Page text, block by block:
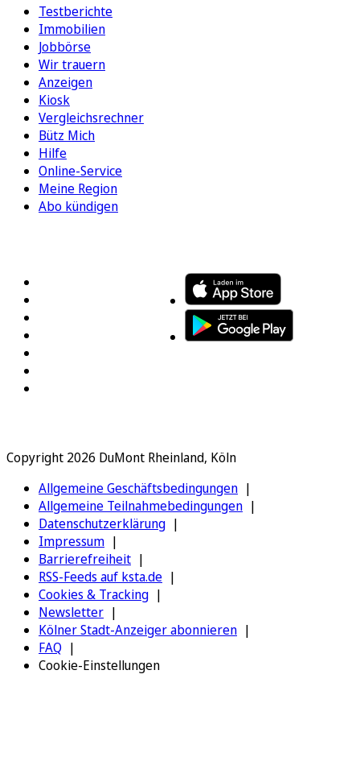
Testberichte
Immobilien
Jobbörse
Wir trauern
Anzeigen
Kiosk
Vergleichsrechner
Bütz Mich
Hilfe
Online-Service
Meine Region
Abo kündigen
Copyright 2026 DuMont Rheinland, Köln
Allgemeine Geschäftsbedingungen
Allgemeine Teilnahmebedingungen
Datenschutzerklärung
Impressum
Barrierefreiheit
RSS-Feeds auf ksta.de
Cookies & Tracking
Newsletter
Kölner Stadt-Anzeiger abonnieren
FAQ
Cookie-Einstellungen